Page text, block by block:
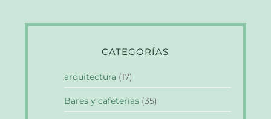
CATEGORÍAS
arquitectura (17)
Bares y cafeterías (35)